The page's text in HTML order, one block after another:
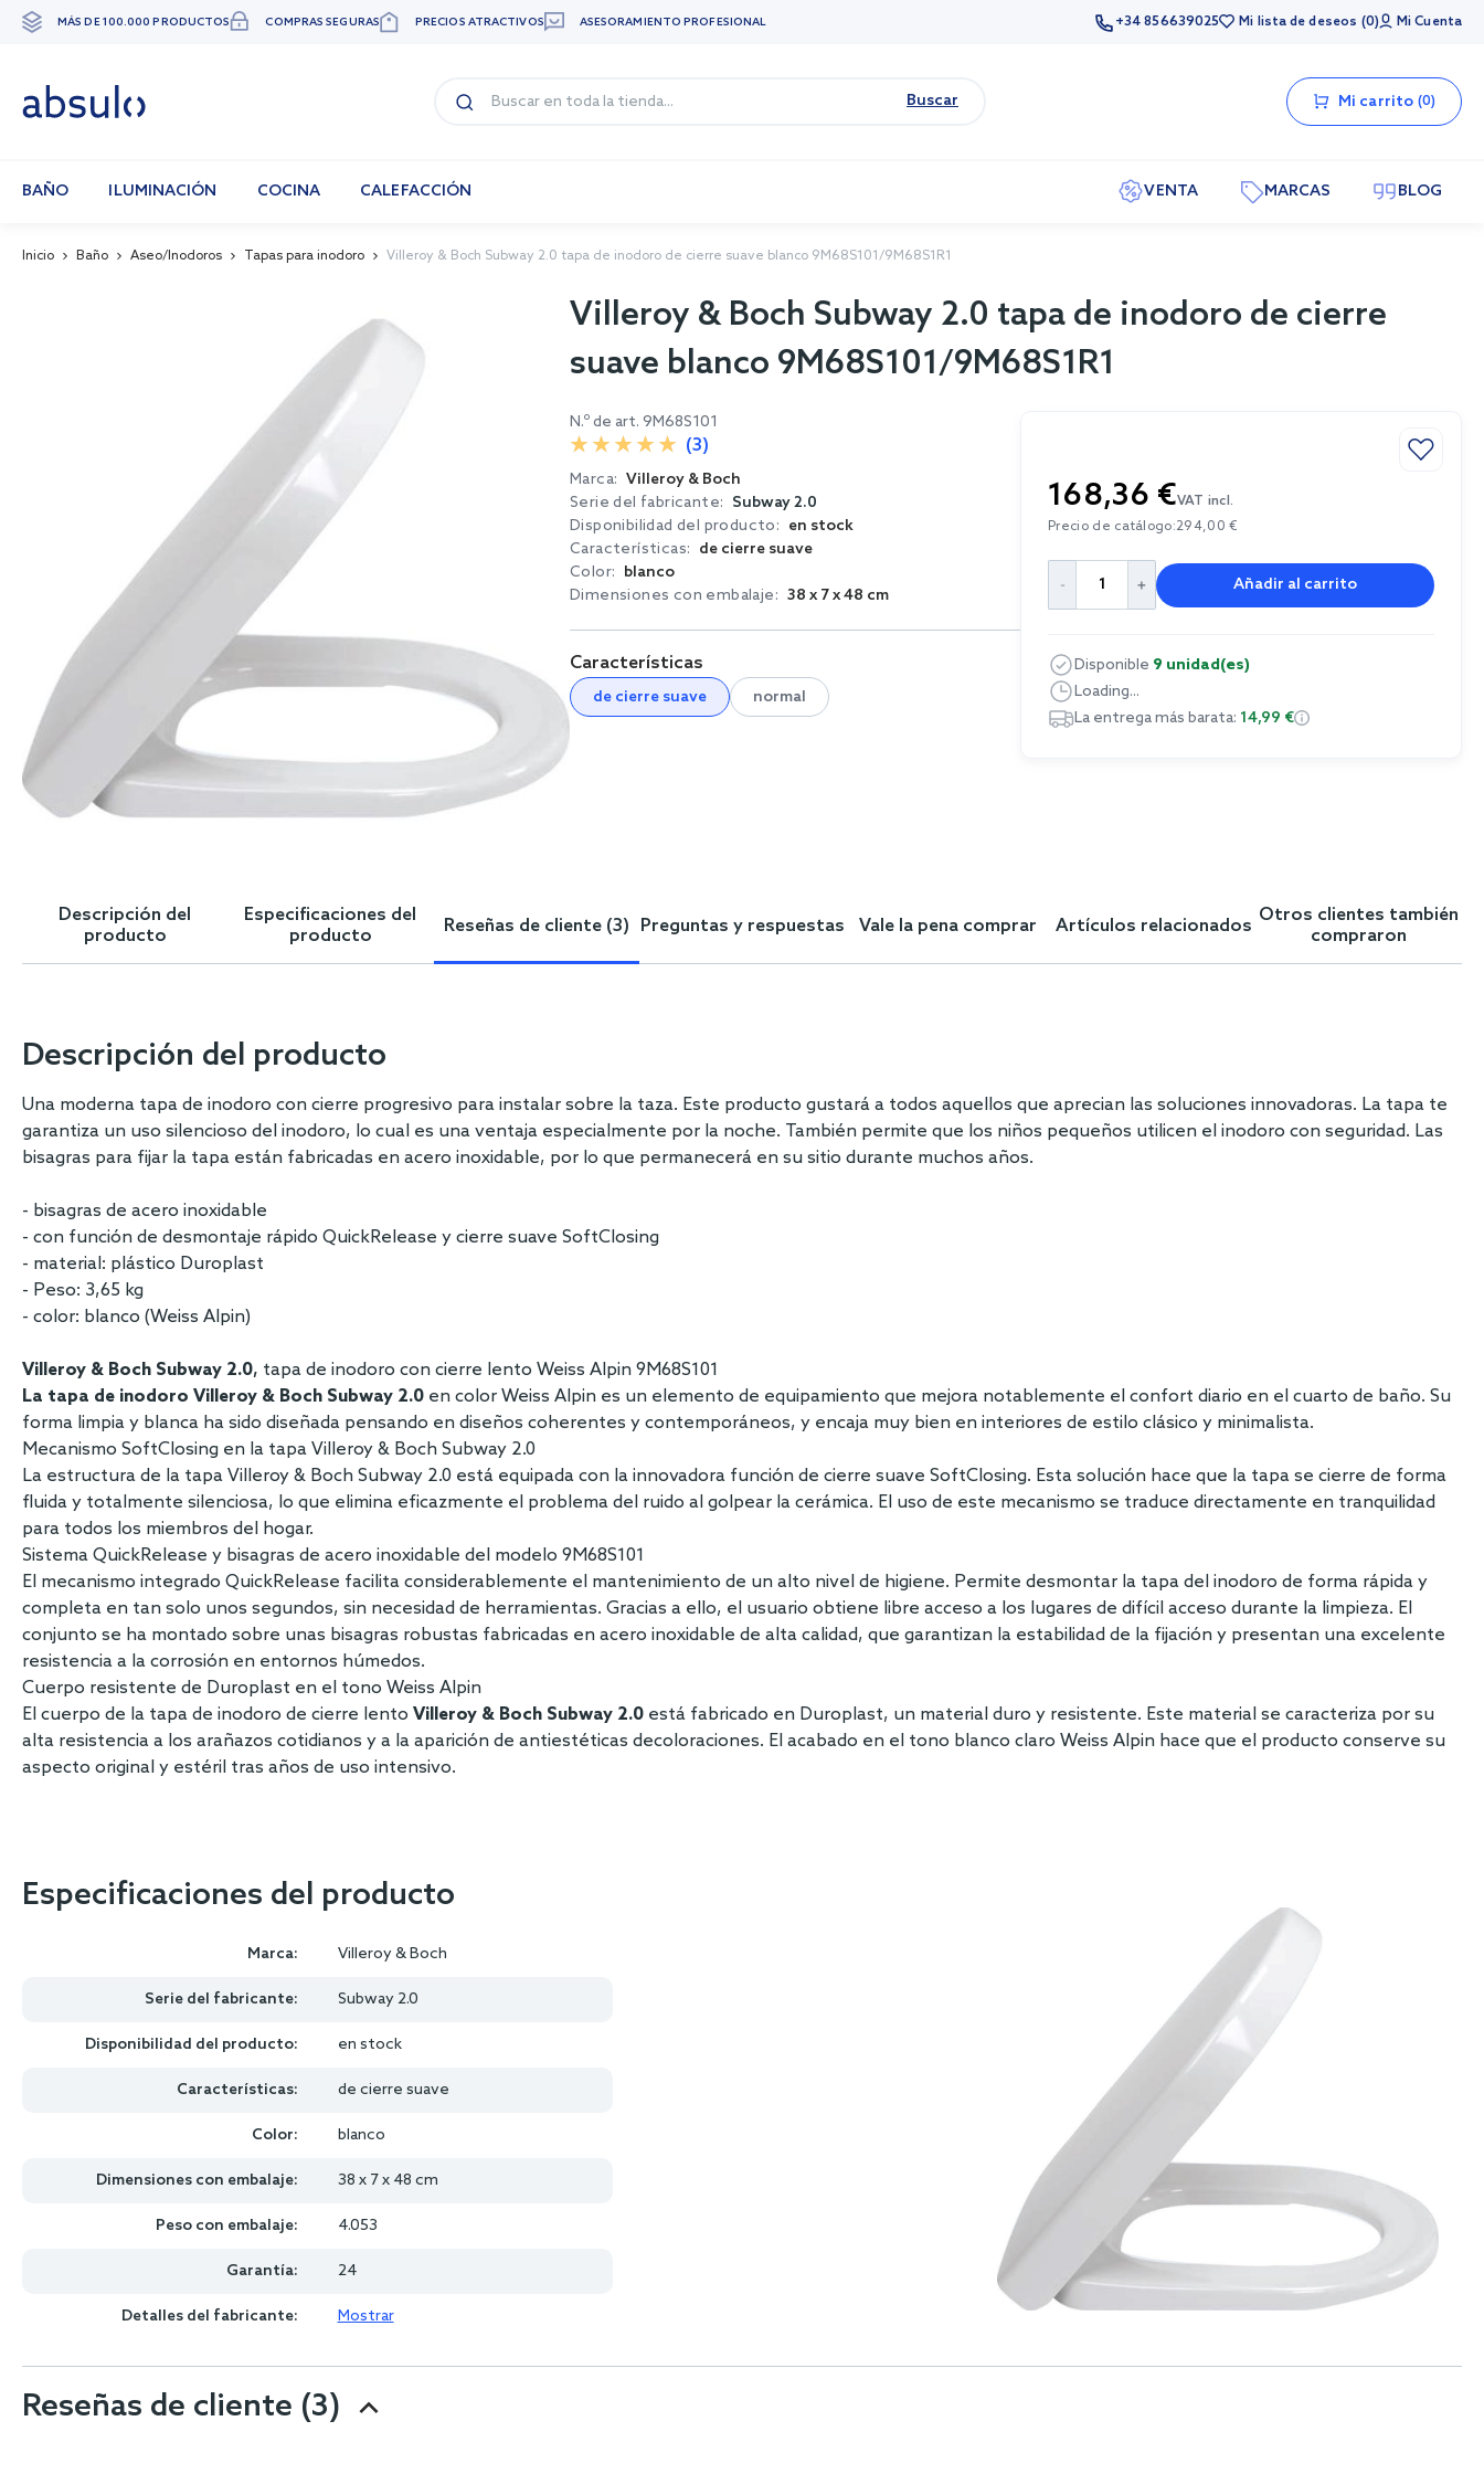
Ir
MÁS DE 100.000 PRODUCTOS COMPRAS SEGURAS PRECIOS ATRACTIVOS ASESORAMIENTO PROFESIONAL +34 856639025 Mi lista de deseos 0 Mi Cuenta
Buscar Mi carrito 0
BAÑO ILUMINACIÓN COCINA CALEFACCIÓN VENTA MARCAS BLOG
Inicio Baño Aseo/Inodoros Tapas para inodoro Villeroy & Boch Subway 2.0 tapa de inodoro de cierre suave blanco 9M68S101/9M68S1R1
beginning
Villeroy & Boch Subway 2.0 tapa de inodoro de cierre
suave blanco 9M68S101/9M68S1R1
N.º de art. 9M68S101
(3)
Marca: Villeroy & Boch
Serie del fabricante: Subway 2.0
Disponibilidad del producto: en stock
Características: de cierre suave
Color: blanco
Dimensiones con embalaje: 38 x 7 x 48 cm
Características
de cierre suave normal
168,36 €VAT incl.
Precio de catálogo:294,00 €
Añadir al carrito
Disponible 9 unidad(es)
Loading...
La entrega más barata: 14,99 €
Descripción del
producto
Especificaciones del
producto
Reseñas de cliente (3) Preguntas y respuestas Vale la pena comprar Artículos relacionados Otros clientes también
compraron
Descripción del producto
Una moderna tapa de inodoro con cierre progresivo para instalar sobre la taza. Este producto gustará a todos aquellos que aprecian las soluciones innovadoras. La tapa te
garantiza un uso silencioso del inodoro, lo cual es una ventaja especialmente por la noche. También permite que los niños pequeños utilicen el inodoro con seguridad. Las
bisagras para fijar la tapa están fabricadas en acero inoxidable, por lo que permanecerá en su sitio durante muchos años.
- bisagras de acero inoxidable
- con función de desmontaje rápido QuickRelease y cierre suave SoftClosing
- material: plástico Duroplast
- Peso: 3,65 kg
- color: blanco (Weiss Alpin)
Villeroy & Boch Subway 2.0, tapa de inodoro con cierre lento Weiss Alpin 9M68S101
La tapa de inodoro Villeroy & Boch Subway 2.0 en color Weiss Alpin es un elemento de equipamiento que mejora notablemente el confort diario en el cuarto de baño. Su
forma limpia y blanca ha sido diseñada pensando en diseños coherentes y contemporáneos, y encaja muy bien en interiores de estilo clásico y minimalista.
Mecanismo SoftClosing en la tapa Villeroy & Boch Subway 2.0
La estructura de la tapa Villeroy & Boch Subway 2.0 está equipada con la innovadora función de cierre suave SoftClosing. Esta solución hace que la tapa se cierre de forma
fluida y totalmente silenciosa, lo que elimina eficazmente el problema del ruido al golpear la cerámica. El uso de este mecanismo se traduce directamente en tranquilidad
para todos los miembros del hogar.
Sistema QuickRelease y bisagras de acero inoxidable del modelo 9M68S101
El mecanismo integrado QuickRelease facilita considerablemente el mantenimiento de un alto nivel de higiene. Permite desmontar la tapa del inodoro de forma rápida y
completa en tan solo unos segundos, sin necesidad de herramientas. Gracias a ello, el usuario obtiene libre acceso a los lugares de difícil acceso durante la limpieza. El
conjunto se ha montado sobre unas bisagras robustas fabricadas en acero inoxidable de alta calidad, que garantizan la estabilidad de la fijación y presentan una excelente
resistencia a la corrosión en entornos húmedos.
Cuerpo resistente de Duroplast en el tono Weiss Alpin
El cuerpo de la tapa de inodoro de cierre lento Villeroy & Boch Subway 2.0 está fabricado en Duroplast, un material duro y resistente. Este material se caracteriza por su
alta resistencia a los arañazos cotidianos y a la aparición de antiestéticas decoloraciones. El acabado en el tono blanco claro Weiss Alpin hace que el producto conserve su
aspecto original y estéril tras años de uso intensivo.
Especificaciones del producto
Marca: Villeroy & Boch
Serie del fabricante: Subway 2.0
Disponibilidad del producto: en stock
Características: de cierre suave
Color: blanco
Dimensiones con embalaje: 38 x 7 x 48 cm
Peso con embalaje: 4.053
Garantía: 24
Detalles del fabricante: Mostrar
Reseñas de cliente (3)